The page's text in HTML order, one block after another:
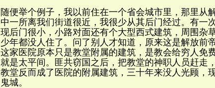
随便举个例子，我以前住在一个省会城市里，那里从
中一所离我们街道很近，我很少从其后门经过。有一
现后门很小，小路对面还有个大型西式建筑，周围杂
少年都没人住了。问了别人才知道，原来这是解放前
这家医院原本只是教堂附属的建筑，是教会给穷人免
就是太平间。匪共窃国之后，把教堂的神职人员赶走
教堂反而成了医院的附属建筑，三十年来没人光顾，
鬼城。